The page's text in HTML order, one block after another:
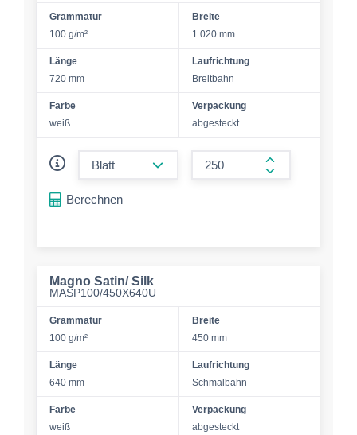
Grammatur
100 g/m²
Breite
1.020 mm
Länge
720 mm
Laufrichtung
Breitbahn
Farbe
weiß
Verpackung
abgesteckt
form.increase-
Berechnen
Magno Satin/ Silk
MASP100/450X640U
Grammatur
100 g/m²
Breite
450 mm
Länge
640 mm
Laufrichtung
Schmalbahn
Farbe
weiß
Verpackung
abgesteckt